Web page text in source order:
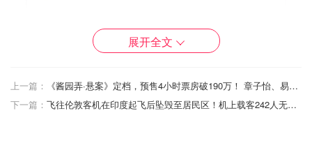
展开全文
上一篇：
《酱园弄·悬案》定档，预售4小时票房破190万！ 章子怡、易烊千玺、赵丽颖演绎杀夫案！
下一篇：
飞往伦敦客机在印度起飞后坠毁至居民区！机上载客242人无人生还！